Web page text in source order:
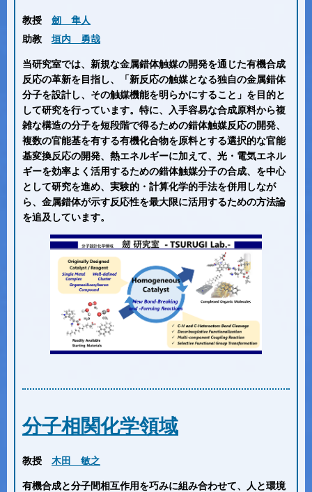
教授
劒 隼人
助教
垣内 勇哉
当研究室では、新規な金属錯体触媒の開発を通じた有機合成
反応の革新を目指し、「新反応の触媒となる独自の金属錯体
分子を設計し、その触媒機能を明らかにすること」を目的と
して研究を行っています。特に、入手容易な合成原料から複
雑な構造の分子を短段階で得るための錯体触媒反応の開発、
複数の官能基を有する有機化合物を原料とする選択的な官能
基変換反応の開発、熱エネルギーに加えて、光・電気エネル
ギーを効率よく活用するための錯体触媒分子の合成、を中心
として研究を進め、実験的・計算化学的手法を併用しなが
ら、金属錯体が示す反応性を最大限に活用するための方法論
を追及しています。
分子相関化学領域
教授 木田 敏之
有機合成と分子間相互作用を巧みに組み合わせて、人と環境